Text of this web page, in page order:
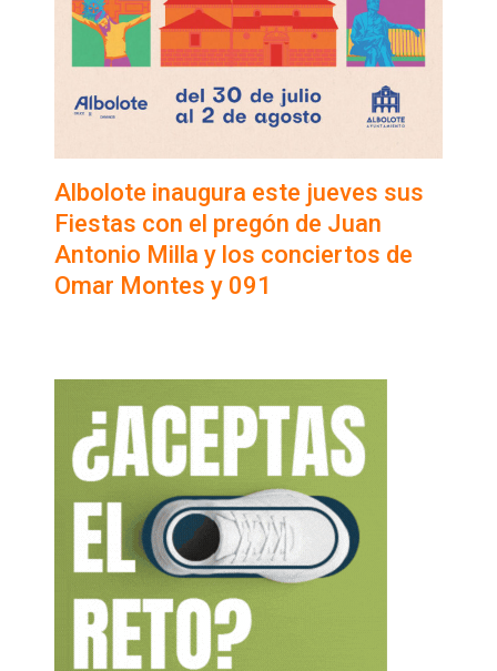
Albolote inaugura este jueves sus
Fiestas con el pregón de Juan
Antonio Milla y los conciertos de
Omar Montes y 091